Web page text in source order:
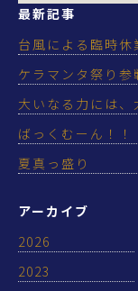
最新記事
台風による臨時
ケラマンタ祭り参
大いなる力には、
ばっくむーん！！
夏真っ盛り
アーカイブ
2026
2023